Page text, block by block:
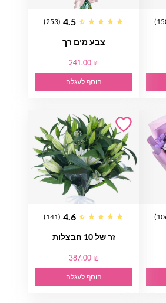
4.5
(253)
צבע מים רך
241.00 ₪
הוסף לעגלה
4.6
(141)
זר של 10 חבצלות
387.00 ₪
הוסף לעגלה